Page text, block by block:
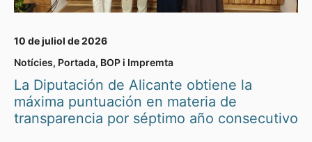
10 de juliol de 2026
Notícies, Portada, BOP i Impremta
La Diputación de Alicante obtiene la
máxima puntuación en materia de
transparencia por séptimo año consecutivo